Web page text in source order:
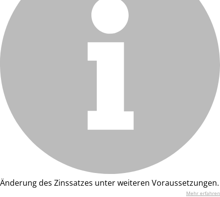
Änderung des Zinssatzes unter weiteren Voraussetzungen.
Mehr erfahren